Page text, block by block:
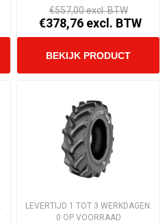
€557,00 excl. BTW
€378,76 excl. BTW
LEVERTIJD 1 TOT 3 WERKDAGEN.
0 OP VOORRAAD